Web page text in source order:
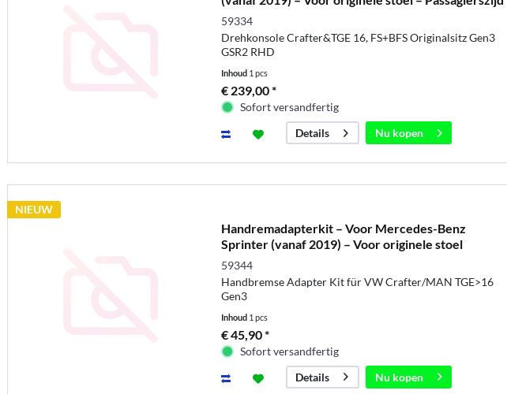
59334
Drehkonsole Crafter&TGE 16, FS+BFS Originalsitz Gen3
GSR2 RHD
Inhoud 1 pcs
€ 239,00 *
Sofort versandfertig
Details
Nu kopen
NIEUW
Handremadapterkit – Voor Mercedes-Benz
Sprinter (vanaf 2019) – Voor originele stoel
59344
Handbremse Adapter Kit für VW Crafter/MAN TGE>16
Gen3
Inhoud 1 pcs
€ 45,90 *
Sofort versandfertig
Details
Nu kopen